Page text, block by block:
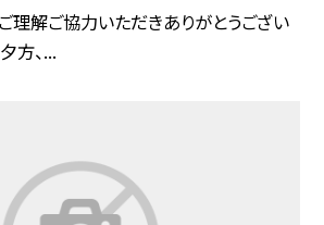
理解ご協力いただきありがとうござい
方、...